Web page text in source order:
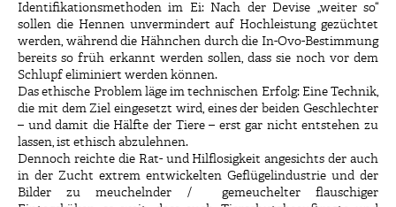
Identifikationsmethoden im Ei: Nach der Devise „weiter so“
sollen die Hennen unvermindert auf Hochleistung gezüchtet
werden, während die Hähnchen durch die In-Ovo-Bestimmung
bereits so früh erkannt werden sollen, dass sie noch vor dem
Schlupf eliminiert werden können.
Das ethische Problem läge im technischen Erfolg: Eine Technik,
die mit dem Ziel eingesetzt wird, eines der beiden Geschlechter
– und damit die Hälfte der Tiere – erst gar nicht entstehen zu
lassen, ist ethisch abzulehnen.
Dennoch reichte die Rat- und Hilflosigkeit angesichts der auch
in der Zucht extrem entwickelten Geflügelindustrie und der
Bilder zu meuchelnder / gemeuchelter flauschiger